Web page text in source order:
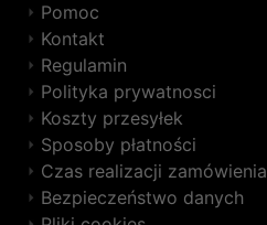
Pomoc
Kontakt
Regulamin
Polityka prywatnosci
Koszty przesyłek
Sposoby płatności
Czas realizacji zamówienia
Bezpieczeństwo danych